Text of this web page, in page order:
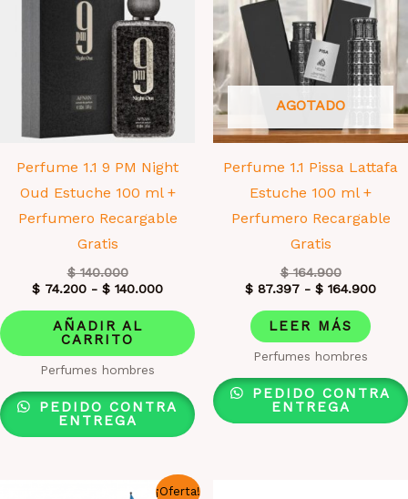
Perfume 1.1 9 PM Night
Oud Estuche 100 ml +
Perfumero Recargable
Gratis
$140.000
$ 74.200 - $ 140.000
AÑADIR AL
CARRITO
Perfumes hombres
PEDIDO CONTRA
ENTREGA
AGOTADO
Perfume 1.1 Pissa Lattafa
Estuche 100 ml +
Perfumero Recargable
Gratis
$164.900
$ 87.397 - $ 164.900
LEER MÁS
Perfumes hombres
PEDIDO CONTRA
ENTREGA
¡Oferta!